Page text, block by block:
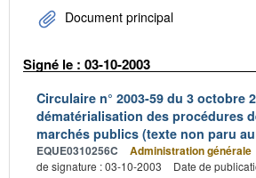
Document principal
Signé le : 03-10-2003
Circulaire n° 2003-59 du 3 octobre
dématérialisation des procédures
marchés publics (texte non paru
EQUE0310256C Administration générale
de signature : 03-10-2003
Date de